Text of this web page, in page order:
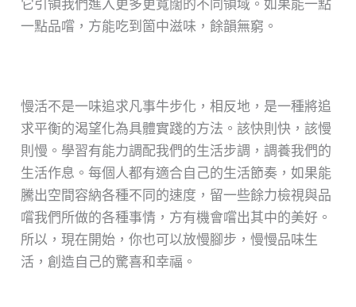
它引領我們進入更多更寬闊的不同領域。如果能一點
一點品嚐，方能吃到箇中滋味，餘韻無窮。
慢活不是一味追求凡事牛步化，相反地，是一種將追
求平衡的渴望化為具體實踐的方法。該快則快，該慢
則慢。學習有能力調配我們的生活步調，調養我們的
生活作息。每個人都有適合自己的生活節奏，如果能
騰出空間容納各種不同的速度，留一些餘力檢視與品
嚐我們所做的各種事情，方有機會嚐出其中的美好。
所以，現在開始，你也可以放慢腳步，慢慢品味生
活，創造自己的驚喜和幸福。